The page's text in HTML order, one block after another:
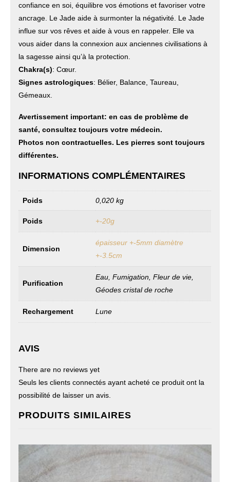
confiance en soi, équilibre vos émotions et favoriser votre
ancrage. Le Jade aide à surmonter la négativité. Le Jade
influe sur vos rêves et aide à vous en rappeler. Elle va
vous aider dans la connexion aux anciennes civilisations à
la sagesse ainsi qu’à la protection.
Chakra(s): Cœur.
Signes astrologiques: Bélier, Balance, Taureau,
Gémeaux.
Avertissement important: en cas de problème de
santé, consultez toujours votre médecin.
Photos non contractuelles. Les pierres sont toujours
différentes.
INFORMATIONS COMPLÉMENTAIRES
Poids 0,020 kg
Poids +-20g
Dimension
épaisseur +-5mm diamètre
+-3.5cm
Purification
Eau, Fumigation, Fleur de vie,
Géodes cristal de roche
Rechargement Lune
AVIS
There are no reviews yet
Seuls les clients connectés ayant acheté ce produit ont la
possibilité de laisser un avis.
PRODUITS SIMILAIRES